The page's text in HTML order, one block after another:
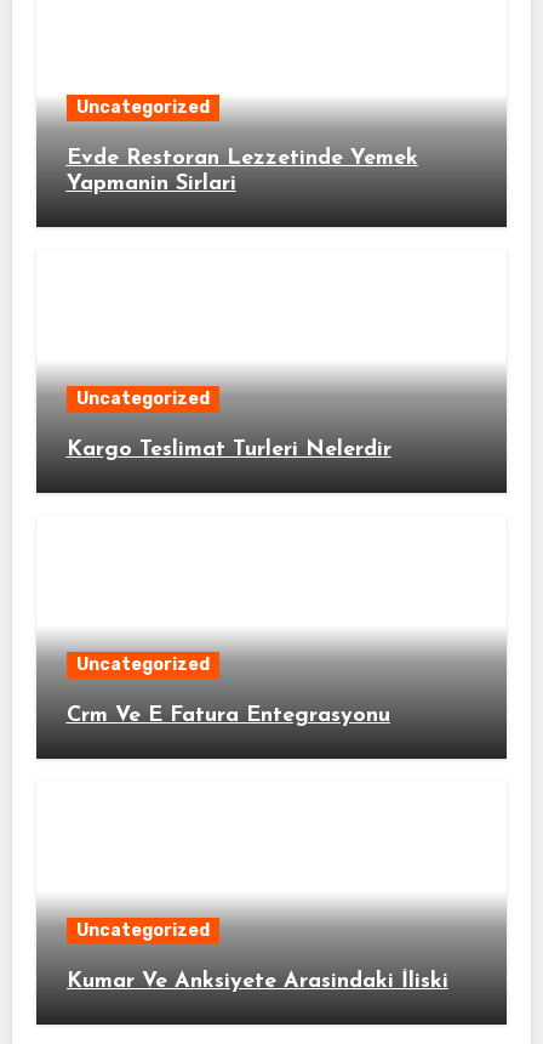
Uncategorized
Evde Restoran Lezzetinde Yemek
Yapmanin Sirlari
Uncategorized
Kargo Teslimat Turleri Nelerdir
Uncategorized
Crm Ve E Fatura Entegrasyonu
Uncategorized
Kumar Ve Anksiyete Arasindaki İliski